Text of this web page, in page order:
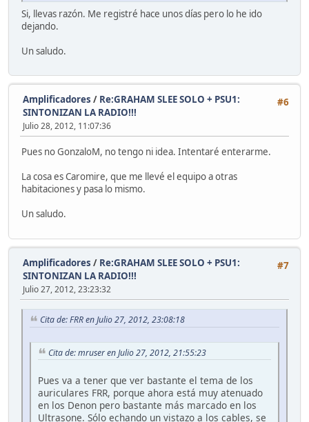
Si, llevas razón. Me registré hace unos días pero lo he ido
dejando.
Un saludo.
#6
Amplificadores / Re:GRAHAM SLEE SOLO + PSU1:
SINTONIZAN LA RADIO!!!
Julio 28, 2012, 11:07:36
Pues no GonzaloM, no tengo ni idea. Intentaré enterarme.
La cosa es Caromire, que me llevé el equipo a otras
habitaciones y pasa lo mismo.
Un saludo.
#7
Amplificadores / Re:GRAHAM SLEE SOLO + PSU1:
SINTONIZAN LA RADIO!!!
Julio 27, 2012, 23:23:32
Cita de: FRR en Julio 27, 2012, 23:08:18
Cita de: mruser en Julio 27, 2012, 21:55:23
Pues va a tener que ver bastante el tema de los
auriculares FRR, porque ahora está muy atenuado
en los Denon pero bastante más marcado en los
Ultrasone. Sólo echando un vistazo a los cables, se